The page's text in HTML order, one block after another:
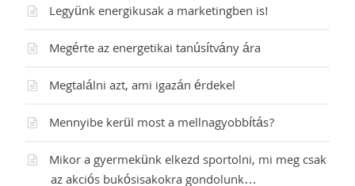
Legyünk energikusak a marketingben is!
Megérte az energetikai tanúsítvány ára
Megtalálni azt, ami igazán érdekel
Mennyibe kerül most a mellnagyobbítás?
Mikor a gyermekünk elkezd sportolni, mi meg csak
az akciós bukósisakokra gondolunk…